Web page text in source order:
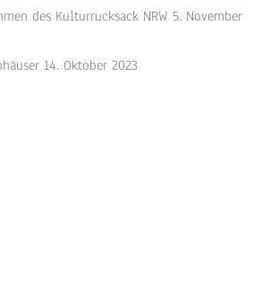
des Kulturrucksack NRW 5. November
14. Oktober 2023